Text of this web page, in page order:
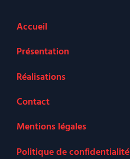
Accueil
Présentation
Réalisations
Contact
Mentions légales
Politique de confidentialité